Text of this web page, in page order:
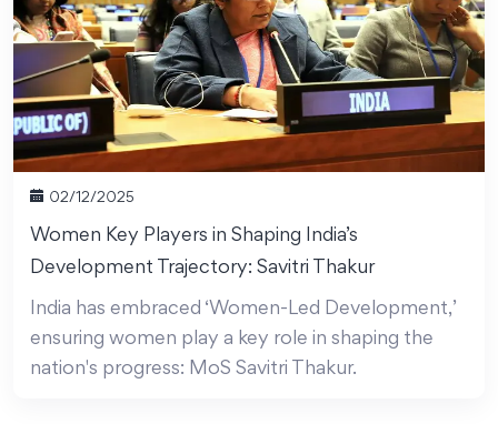
02/12/2025
Women Key Players in Shaping India’s
Development Trajectory: Savitri Thakur
India has embraced ‘Women-Led Development,’
ensuring women play a key role in shaping the
nation's progress: MoS Savitri Thakur.